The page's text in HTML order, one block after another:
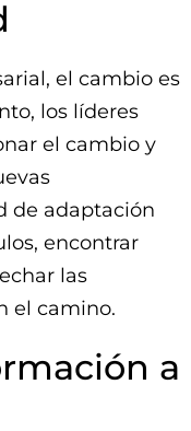
el cambio es
los líderes
el cambio y
de adaptación
encontrar
las
el camino.
a